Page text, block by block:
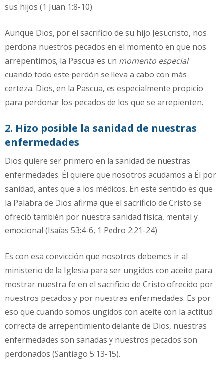
sus hijos (1 Juan 1:8-10).
Aunque Dios, por el sacrificio de su hijo Jesucristo, nos
perdona nuestros pecados en el momento en que nos
arrepentimos, la Pascua es un momento especial
cuando todo este perdón se lleva a cabo con más
certeza. Dios, en la Pascua, es especialmente propicio
para perdonar los pecados de los que se arrepienten.
2. Hizo posible la sanidad de nuestras
enfermedades
Dios quiere ser primero en la sanidad de nuestras
enfermedades. Él quiere que nosotros acudamos a Él por
sanidad, antes que a los médicos. En este sentido es que
la Palabra de Dios afirma que el sacrificio de Cristo se
ofreció también por nuestra sanidad física, mental y
emocional (Isaías 53:4-6, 1 Pedro 2:21-24)
Es con esa convicción que nosotros debemos ir al
ministerio de la Iglesia para ser ungidos con aceite para
mostrar nuestra fe en el sacrificio de Cristo ofrecido por
nuestros pecados y por nuestras enfermedades. Es por
eso que cuando somos ungidos con aceite con la actitud
correcta de arrepentimiento delante de Dios, nuestras
enfermedades son sanadas y nuestros pecados son
perdonados (Santiago 5:13-15).